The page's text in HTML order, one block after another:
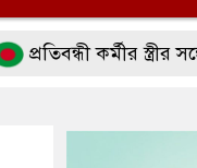
কর্মীর স্ত্রীর সঙ্গে